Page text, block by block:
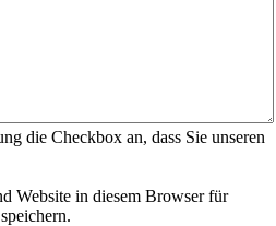
die Checkbox an, dass Sie unseren
Website in diesem Browser für